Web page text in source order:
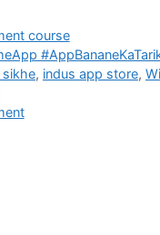
course
sikhe, indus app store,